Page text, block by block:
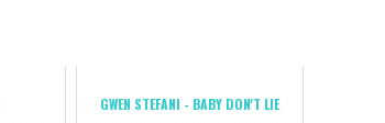
GWEN STEFANI - BABY DON'T LIE